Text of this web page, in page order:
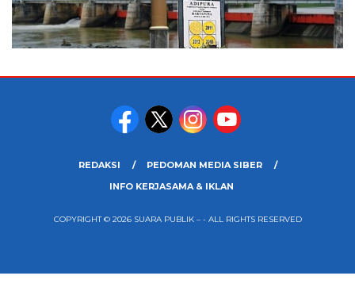
REDAKSI
PEDOMAN MEDIA SIBER
INFO KERJASAMA & IKLAN
COPYRIGHT © 2026 SUARA PUBLIK – - ALL RIGHTS RESERVED